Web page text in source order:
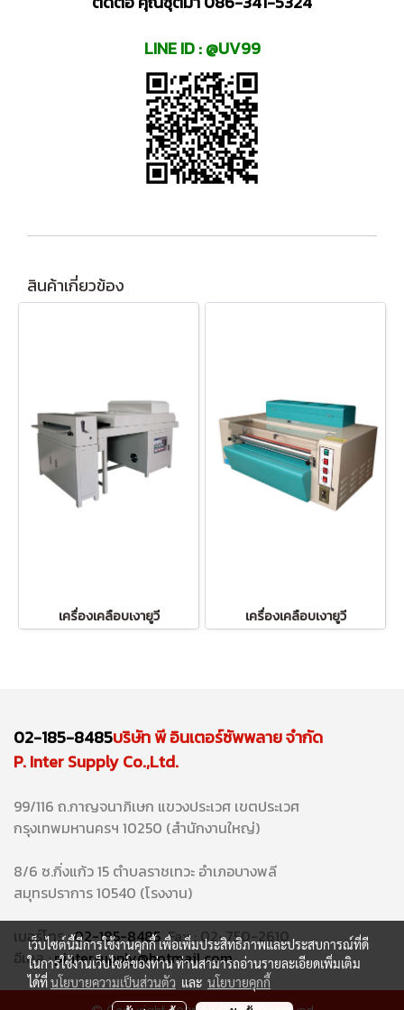
LINE ID : @UV99
สินค้าเกี่ยวข้อง
เครื่องเคลือบเงายูวี เครื่องเคลือบเงายูวี
02-185-8485บริษัท พี อินเตอร์ซัพพลาย จำกัด
P. Inter Supply Co.,Ltd.
99/116 ถ.กาญจนาภิเษก แขวงประเวศ เขตประเวศ
กรุงเทพมหานครฯ 10250 (สำนักงานใหญ่)
8/6 ซ.กิ่งแก้ว 15 ตำบลราชเทวะ อำเภอบางพลี
สมุทรปราการ 10540 (โรงงาน)
เบอร์โทร :02-185-8485Fax : 02-750-2610
อีเมล :pintersupply@hotmail.com
เว็บไซต์นี้มีการใช้งานคุกกี้ เพื่อเพิ่มประสิทธิภาพและประสบการณ์ที่ดี
ในการใช้งานเว็บไซต์ของท่าน ท่านสามารถอ่านรายละเอียดเพิ่มเติม
ได้ที่นโยบายความเป็นส่วนตัว และ นโยบายคุกกี้